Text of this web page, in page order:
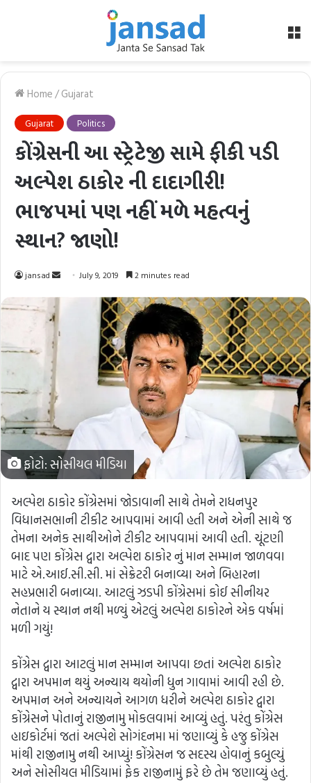
Home/Gujarat
Gujarat Politics
કોંગ્રેસની આ સ્ટ્રેટેજી સામે ફીકી પડી
અલ્પેશ ઠાકોર ની દાદાગીરી!
ભાજપમાં પણ નહીં મળે મહત્વનું
સ્થાન? જાણો!
jansad
Send July 9, 2019 2 minutes read
ફોટો: સોસીયલ મીડિયા
અલ્પેશ ઠાકોર કોંગ્રેસમાં જોડાવાની સાથે તેમને રાધનપુર
વિધાનસભાની ટીકીટ આપવામાં આવી હતી અને એની સાથે જ
તેમના અનેક સાથીઓને ટીકીટ આપવામાં આવી હતી. ચૂંટણી
બાદ પણ કોંગ્રેસ દ્વારા અલ્પેશ ઠાકોર નું માન સમ્માન જાળવવા
માટે એ.આઈ.સી.સી. માં સેક્રેટરી બનાવ્યા અને બિહારના
સહપ્રભારી બનાવ્યા. આટલું ઝડપી કોંગ્રેસમાં કોઈ સીનીયર
નેતાને ય સ્થાન નથી મળ્યું એટલું અલ્પેશ ઠાકોરને એક વર્ષમાં
મળી ગયું!
કોંગ્રેસ દ્વારા આટલું માન સમ્માન આપવા છતાં અલ્પેશ ઠાકોર
દ્વારા અપમાન થયું અન્યાય થયોની ધુન ગાવામાં આવી રહી છે.
અપમાન અને અન્યાયને આગળ ધરીને અલ્પેશ ઠાકોર દ્વારા
કોંગ્રેસને પોતાનું રાજીનામુ મોકલવામાં આવ્યું હતું. પરંતુ કોંગ્રેસ
હાઇકોર્ટમાં જતાં અલ્પેશે સોગંદનમા માં જણાવ્યું કે હજુ કોંગ્રેસ
માંથી રાજીનામુ નથી આપ્યું! કોંગ્રેસન જ સદસ્ય હોવાનું કબુલ્યું
અને સોસીયલ મીડિયામાં ફેક રાજીનામું ફરે છે તેમ જણાવ્યું હતું.